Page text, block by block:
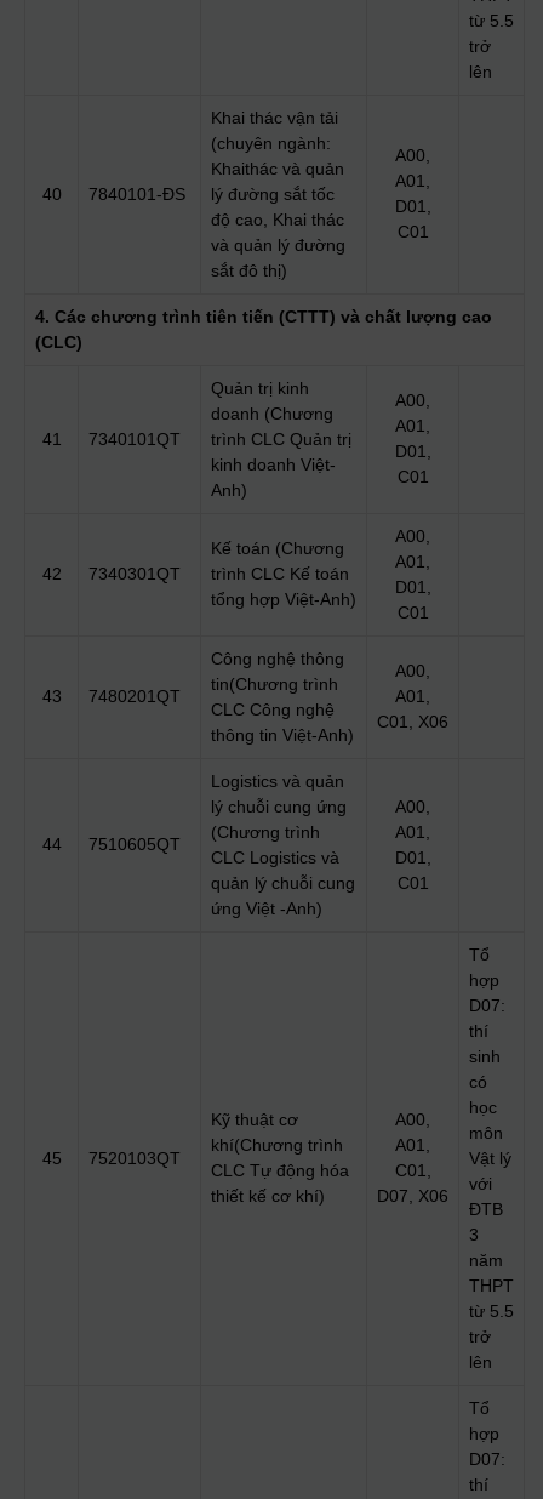
từ 5.5
trở
lên
40 7840101-ĐS
Khai thác vận tải
(chuyên ngành:
Khaithác và quản
lý đường sắt tốc
độ cao, Khai thác
và quản lý đường
sắt đô thị)
A00,
A01,
D01,
C01
4. Các chương trình tiên tiến (CTTT) và chất lượng cao
(CLC)
41 7340101QT
Quản trị kinh
doanh (Chương
trình CLC Quản trị
kinh doanh Việt-
Anh)
A00,
A01,
D01,
C01
42 7340301QT
Kế toán (Chương
trình CLC Kế toán
tổng hợp Việt-Anh)
A00,
A01,
D01,
C01
43 7480201QT
Công nghệ thông
tin(Chương trình
CLC Công nghệ
thông tin Việt-Anh)
A00,
A01,
C01, X06
44 7510605QT
Logistics và quản
lý chuỗi cung ứng
(Chương trình
CLC Logistics và
quản lý chuỗi cung
ứng Việt -Anh)
A00,
A01,
D01,
C01
45 7520103QT
Kỹ thuật cơ
khí(Chương trình
CLC Tự động hóa
thiết kế cơ khí)
A00,
A01,
C01,
D07, X06
Tổ
hợp
D07:
thí
sinh
có
học
môn
Vật lý
với
ĐTB
3
năm
THPT
từ 5.5
trở
lên
Tổ
hợp
D07:
thí